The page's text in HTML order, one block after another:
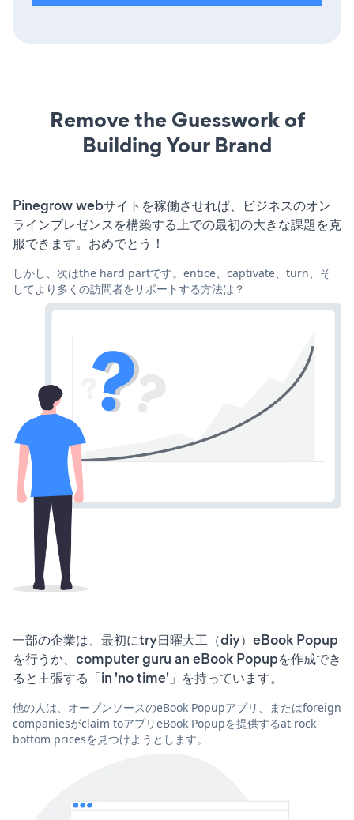
Remove the Guesswork of
Building Your Brand
Pinegrow webサイトを稼働させれば、ビジネスのオン
ラインプレゼンスを構築する上での最初の大きな課題を克
服できます。おめでとう！
しかし、次はthe hard partです。entice、captivate、turn、そ
してより多くの訪問者をサポートする方法は？
一部の企業は、最初にtry日曜大工（diy）eBook Popup
を行うか、computer guru an eBook Popupを作成でき
ると主張する「in 'no time'」を持っています。
他の人は、オープンソースのeBook Popupアプリ、またはforeign
companiesがclaim toアプリeBook Popupを提供するat rock-
bottom pricesを見つけようとします。